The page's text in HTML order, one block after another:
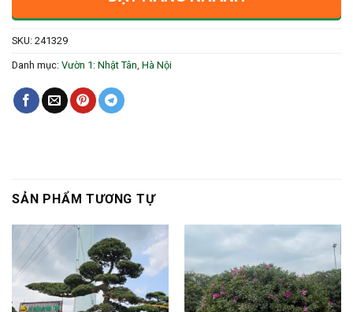
SKU: 241329
Danh mục: Vườn 1: Nhật Tân, Hà Nội
SẢN PHẨM TƯƠNG TỰ